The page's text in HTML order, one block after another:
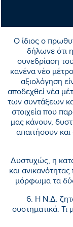
το γιοφύρι
Ο ίδιος ο
δήλωνε ότι
συνεδρίαση
κανένα νέο
αξιολόγηση
αποδεχθεί νέα
των συντάξεων
στοιχεία που
μας κάνουν,
απαιτήσουν
Δυστυχώς, η
και
μόρφωμα τα δύο
6. Η Ν.Δ.
συστηματικά. Τι